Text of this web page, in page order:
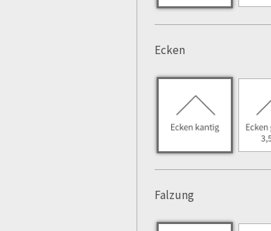
Ecken
Falzung